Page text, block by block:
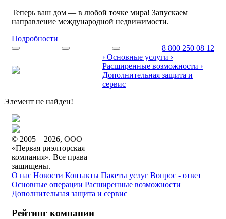
Теперь ваш дом — в любой точке мира! Запускаем
направление международной недвижимости.
Подробности
8 800 250 08 12
› Основные услуги ›
Расширенные возможности ›
Дополнительная защита и
сервис
Элемент не найден!
© 2005—2026, ООО
«Первая риэлторская
компания». Все права
защищены.
О нас Новости Контакты Пакеты услуг Вопрос - ответ
Основные операции Расширенные возможности
Дополнительная защита и сервис
Рейтинг компании